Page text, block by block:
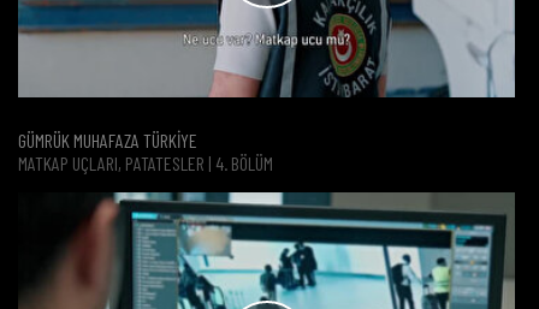
GÜMRÜK MUHAFAZA TÜRKİYE
MATKAP UÇLARI, PATATESLER | 4. BÖLÜM